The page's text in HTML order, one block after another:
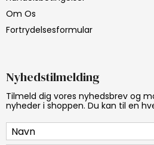
Om Os
Fortrydelsesformular
Nyhedstilmelding
Tilmeld dig vores nyhedsbrev og
nyheder i shoppen. Du kan til en